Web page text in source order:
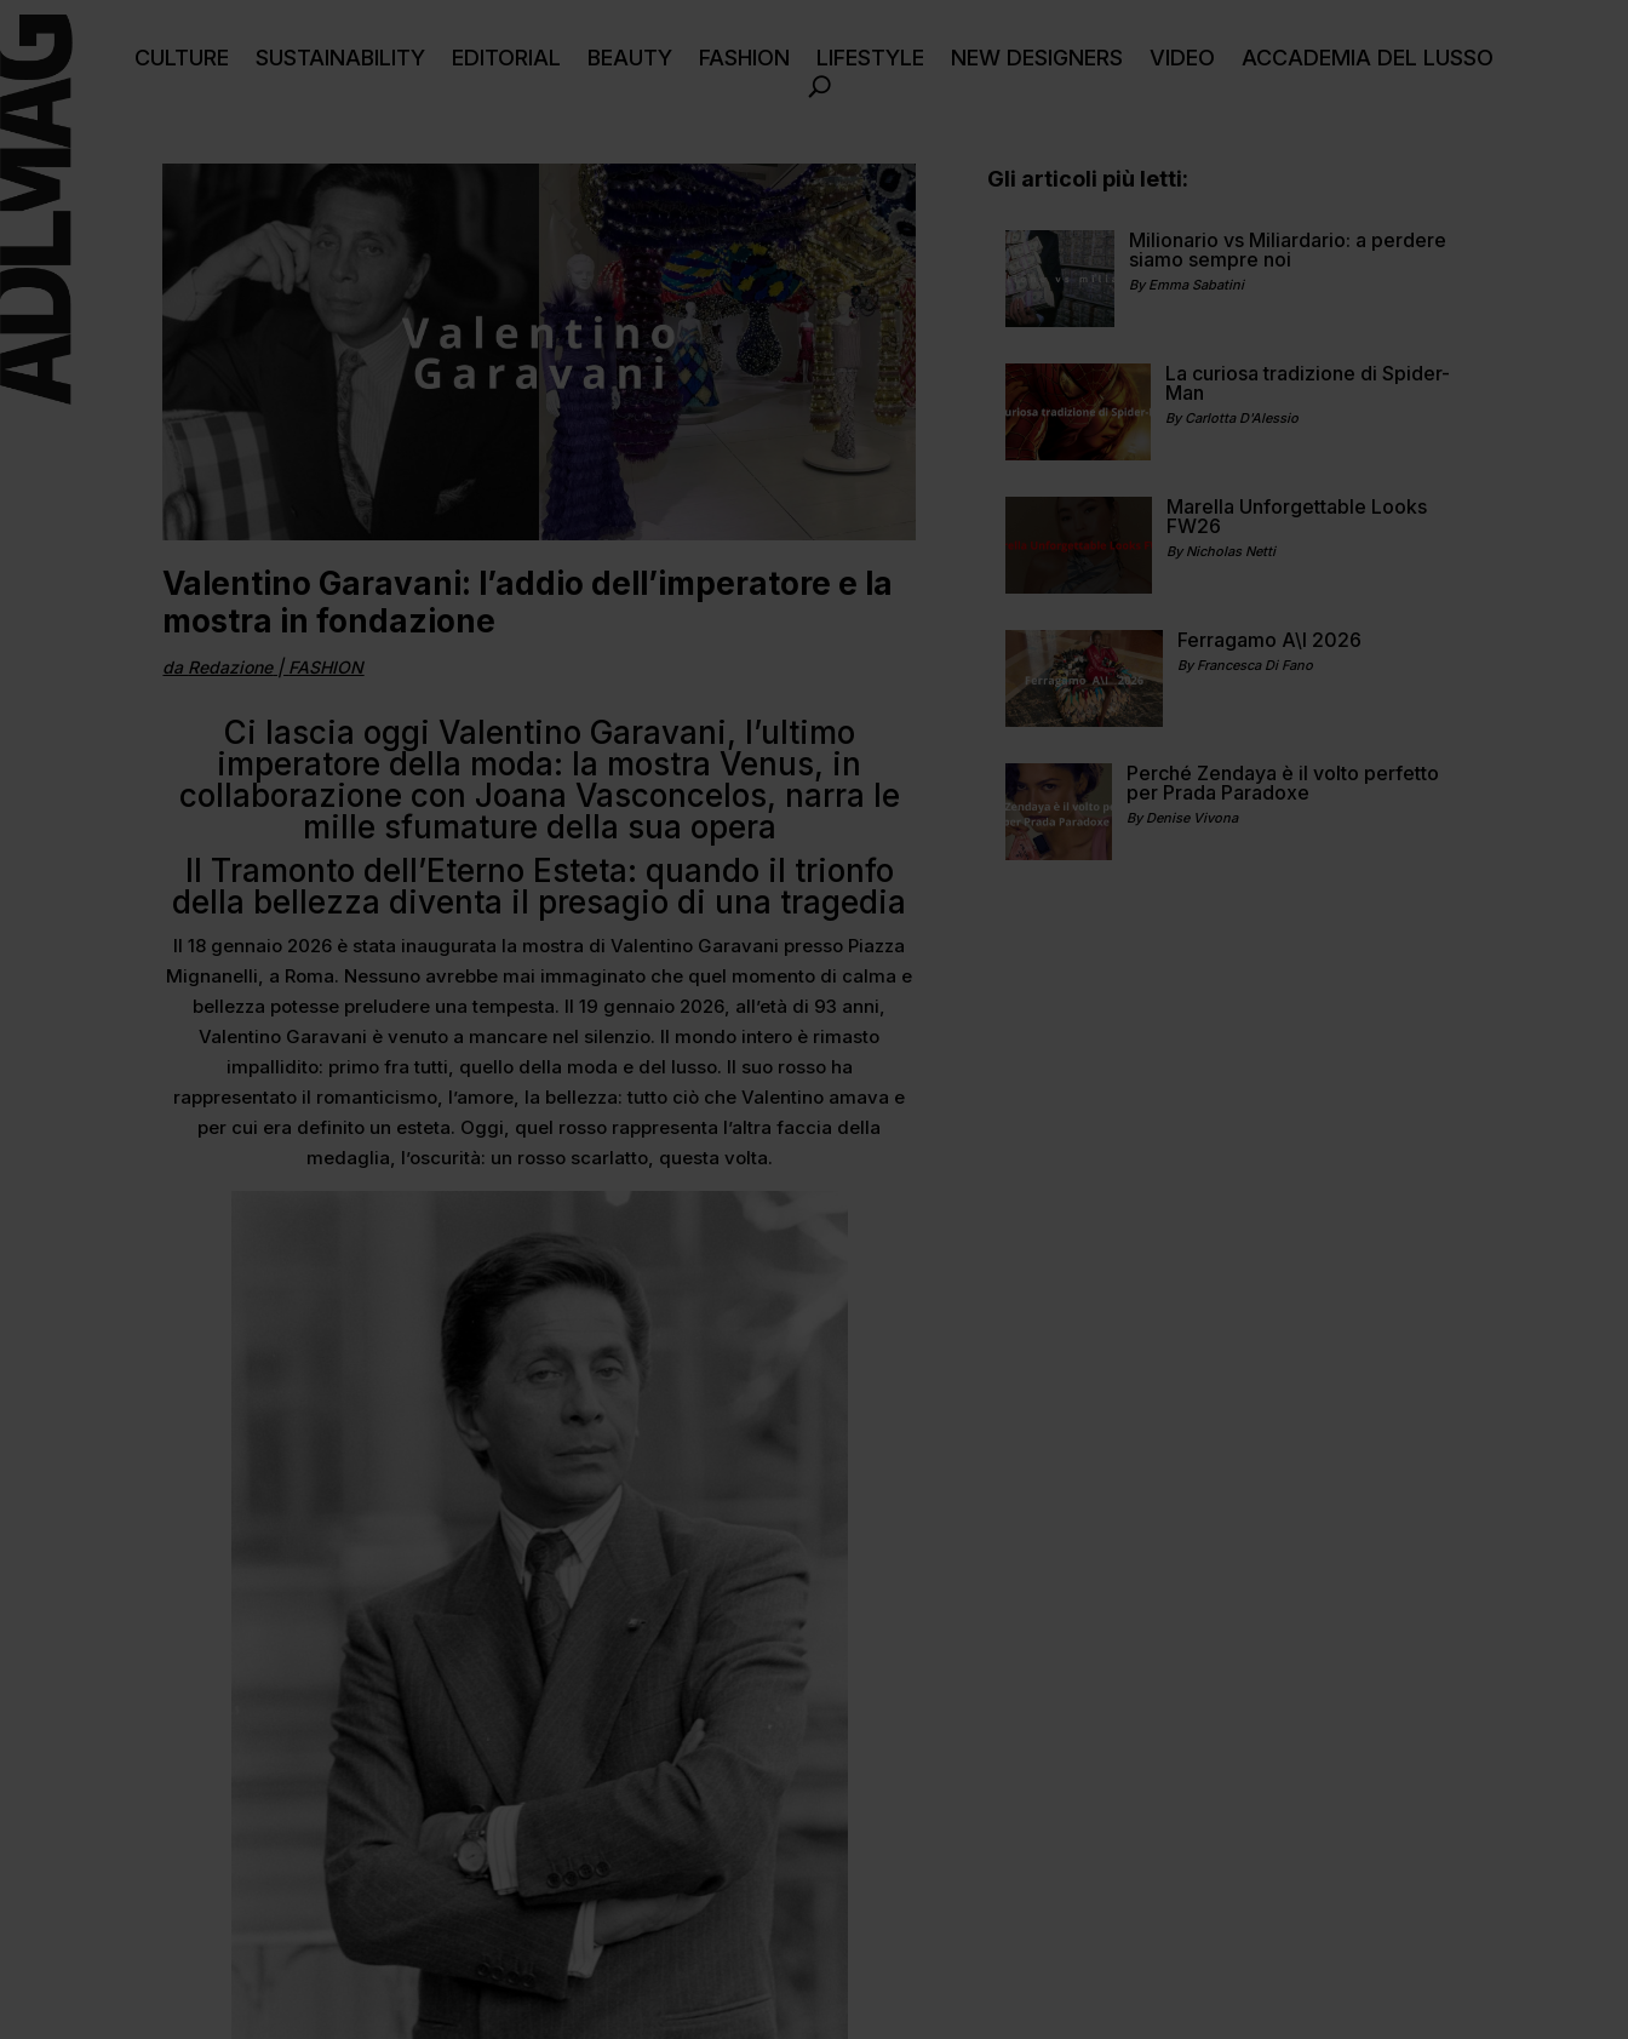
CULTURE SUSTAINABILITY EDITORIAL BEAUTY FASHION LIFESTYLE NEW DESIGNERS VIDEO ACCADEMIA DEL LUSSO
Valentino Garavani: l’addio dell’imperatore e la
mostra in fondazione
da Redazione| FASHION
Ci lascia oggi Valentino Garavani, l’ultimo
imperatore della moda: la mostra Venus, in
collaborazione con Joana Vasconcelos, narra le
mille sfumature della sua opera
Il Tramonto dell’Eterno Esteta: quando il trionfo
della bellezza diventa il presagio di una tragedia
Il 18 gennaio 2026 è stata inaugurata la mostra di Valentino Garavani presso Piazza
Mignanelli, a Roma. Nessuno avrebbe mai immaginato che quel momento di calma e
bellezza potesse preludere una tempesta. Il 19 gennaio 2026, all’età di 93 anni,
Valentino Garavani è venuto a mancare nel silenzio. Il mondo intero è rimasto
impallidito: primo fra tutti, quello della moda e del lusso. Il suo rosso ha
rappresentato il romanticismo, l’amore, la bellezza: tutto ciò che Valentino amava e
per cui era definito un esteta. Oggi, quel rosso rappresenta l’altra faccia della
medaglia, l’oscurità: un rosso scarlatto, questa volta.
Gli articoli più letti:
Milionario vs Miliardario: a perdere
siamo sempre noi
By Emma Sabatini
La curiosa tradizione di Spider-
Man
By Carlotta D'Alessio
Marella Unforgettable Looks
FW26
By Nicholas Netti
Ferragamo A\I 2026
By Francesca Di Fano
Perché Zendaya è il volto perfetto
per Prada Paradoxe
By Denise Vivona